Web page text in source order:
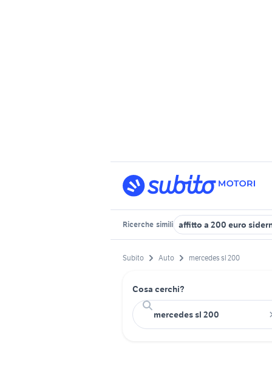
Ricerche simili affitto a 200 euro
Subito Auto mercedes sl 200
Cosa cerchi?